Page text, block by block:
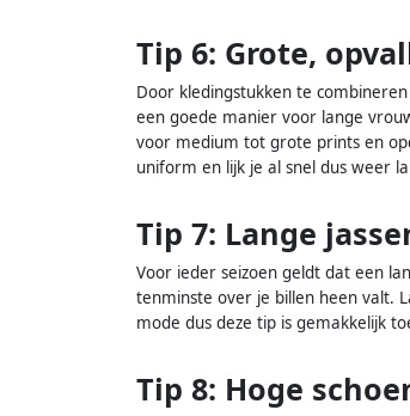
Tip 6: Grote,
Door kledingstukken te
een goede manier voor lange
voor medium tot grote prints en
uniform en lijk je al snel dus weer
Tip 7: Lange
Voor ieder seizoen geldt dat een
tenminste over je billen heen valt.
mode dus deze tip is gemakkelijk
Tip 8: Hoge